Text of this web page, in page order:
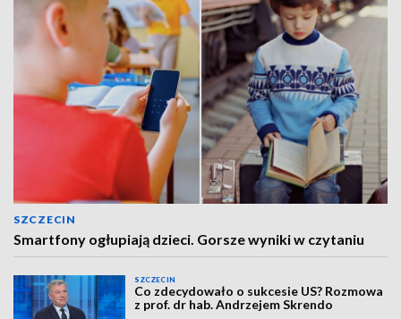
SZCZECIN
Smartfony ogłupiają dzieci. Gorsze wyniki w czytaniu
SZCZECIN
Co zdecydowało o sukcesie US? Rozmowa
z prof. dr hab. Andrzejem Skrendo